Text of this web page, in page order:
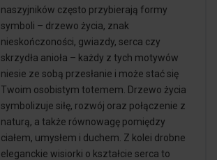
naszyjników często przybierają formy
symboli – drzewo życia, znak
nieskończoności, gwiazdy, serca czy
skrzydła anioła – każdy z tych motywów
niesie ze sobą przesłanie i może stać się
Twoim osobistym totemem. Drzewo życia
symbolizuje siłę, rozwój oraz połączenie z
naturą, a także równowagę pomiędzy
ciałem, umysłem i duchem. Z kolei drobne
eleganckie wisiorki o kształcie serca to